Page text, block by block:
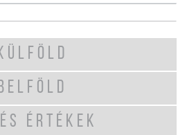
ÉRTÉKEK